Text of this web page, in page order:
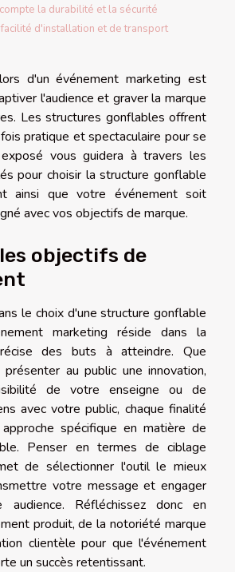
la durabilité et la sécurité
d'installation et de transport
d'un événement marketing est
l'audience et graver la marque
Les structures gonflables offrent
pratique et spectaculaire pour se
vous guidera à travers les
pour choisir la structure gonflable
ainsi que votre événement soit
avec vos objectifs de marque.
objectifs de
le choix d'une structure gonflable
marketing réside dans la
des buts à atteindre. Que
au public une innovation,
de votre enseigne ou de
avec votre public, chaque finalité
spécifique en matière de
Penser en termes de ciblage
de sélectionner l'outil le mieux
votre message et engager
Réfléchissez donc en
produit, de la notoriété marque
clientèle pour que l'événement
un succès retentissant.